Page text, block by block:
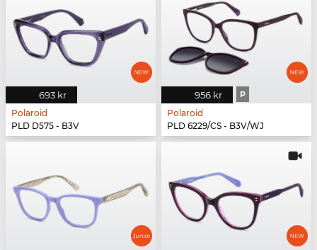
693 kr
Polaroid
PLD D575 - B3V
956 kr P
Polaroid
PLD 6229/CS - B3V/WJ